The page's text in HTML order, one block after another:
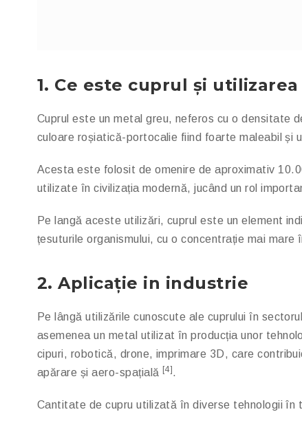
1. Ce este cuprul și utilizarea
Cuprul este un metal greu, neferos cu o densitate
culoare roșiatică-portocalie fiind foarte maleabil și
Acesta este folosit de omenire de aproximativ
utilizate în civilizația modernă, jucând un rol
Pe langă aceste utilizări, cuprul este un element
țesuturile organismului, cu o concentrație mai mare
2. Aplicație in industrie
Pe lângă utilizările cunoscute ale cuprului în
asemenea un metal utilizat în producția unor
cipuri, robotică, drone, imprimare 3D, care
apărare și aero-spațială [4] .
Cantitate de cupru utilizată în diverse tehnologii